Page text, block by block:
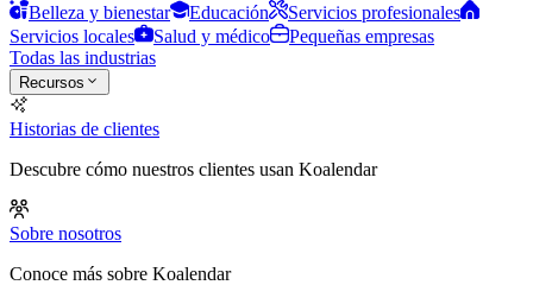
Belleza y bienestar Educación
Servicios profesionales
Servicios locales
Salud y médico
Pequeñas empresas
Todas las industrias
Recursos
Historias de clientes
Descubre cómo nuestros clientes usan Koalendar
Sobre nosotros
Conoce más sobre Koalendar